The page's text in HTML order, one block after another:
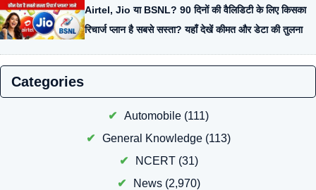
Airtel, Jio या BSNL? 90 दिनों की वैलिडिटी के लिए किसका
रिचार्ज प्लान है सबसे सस्ता? यहाँ देखें कीमत और डेटा की तुलना
Categories
Automobile (111)
General Knowledge (113)
NCERT(31)
News(2,970)